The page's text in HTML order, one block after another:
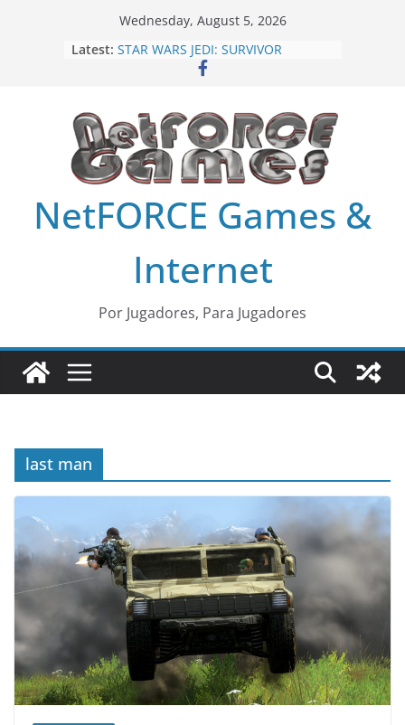
Wednesday, August 5, 2026
Latest: STAR WARS JEDI: SURVIVOR
MLB The Show 24
Fornite Capitulo 5 Temporada 4,
Alerta: Doom
NetFORCE Games &
Internet
Por Jugadores, Para Jugadores
last man